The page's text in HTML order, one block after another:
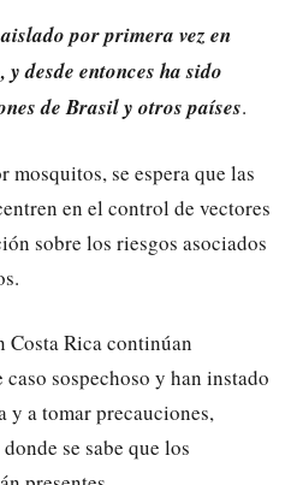
por primera vez en
desde entonces ha sido
de Brasil y otros países.
se espera que las
en el control de vectores
sobre los riesgos asociados
Costa Rica continúan
sospechoso y han instado
y a tomar precauciones,
se sabe que los